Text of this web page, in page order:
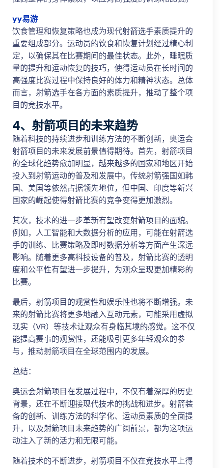
yy易游
饮食管理和恢复策略也成为现代射箭选手素质提升的
重要组成部分。运动员的饮食和恢复计划经过精心制
定，以确保其在比赛期间的最佳状态。此外，睡眠质
量的提升和运动恢复的技巧，使得运动员在长时间的
高强度比赛过程中保持良好的体力和精神状态。总体
而言，射箭选手在各方面的素质提升，推动了整个项
目的竞技水平。
4、射箭项目的未来趋势
随着科技的持续进步和训练方法的不断创新，奥运会
射箭项目的未来发展前景值得期待。首先，射箭项目
的全球化趋势愈加明显，越来越多的国家和地区开始
投入到射箭运动的普及和发展中。传统射箭强国如韩
国、美国等依然占据领先地位，但中国、印度等新兴
国家的崛起使得射箭比赛的竞争变得更加激烈。
其次，技术的进一步革新有望改变射箭项目的面貌。
例如，人工智能和大数据分析的应用，可能在射箭选
手的训练、比赛策略及即时数据分析等方面产生深远
影响。随着更多高科技设备的普及，射箭比赛的透明
度和公平性有望进一步提升，为观众呈现更加精彩的
比赛。
最后，射箭项目的观赏性和娱乐性也将不断增强。未
来的射箭比赛将更多地融入互动元素，可能采用虚拟
现实（VR）等技术让观众有身临其境的感觉。这不仅
能提高赛事的观赏性，还能吸引更多年轻观众的参
与，推动射箭项目在全球范围内的发展。
总结：
奥运会射箭项目在发展过程中，不仅有着深厚的历史
背景，还在不断迎接现代技术的挑战和进步。射箭装
备的创新、训练方法的科学化、运动员素质的全面提
升，以及射箭项目未来趋势的广阔前景，都为这项运
动注入了新的活力和无限可能。
随着技术的不断进步，射箭项目不仅在竞技水平上得